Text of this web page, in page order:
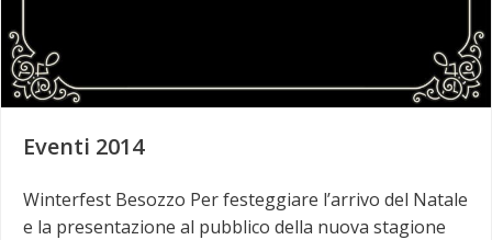
Eventi 2014
Winterfest Besozzo Per festeggiare l’arrivo del Natale
e la presentazione al pubblico della nuova stagione